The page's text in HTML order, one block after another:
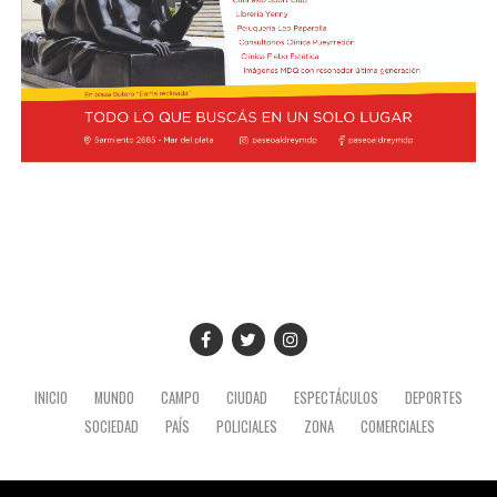
regresará a la Argentina con San Lorenzo a la
expectativa de una decisión del Vaticano que podría
quedar grabada en la historia del club.
Desde el Palacio del Planalto, el canciller Mauro
Vieira calificó los insultos del mandatario argentino
como "graves e inaceptables". Por su parte, Brasil decidió
reducir su representación en el país al nivel de
encargado de negocios.
Quirno afirmó en conferencia de prensa
que Argentina decidió no llevar el conflicto a una
instancia diplomática mayor. El funcionario sostuvo que
existían otros caminos para preservar el vínculo entre
ambos países socios.
El desarrollo de este ejercicio militar en la costa
INICIO MUNDO CAMPO CIUDAD ESPECTÁCULOS
DEPORTES
SOCIEDAD
PAÍS POLICIALES ZONA COMERCIALES